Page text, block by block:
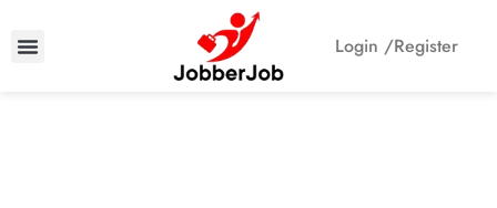
Login /Register